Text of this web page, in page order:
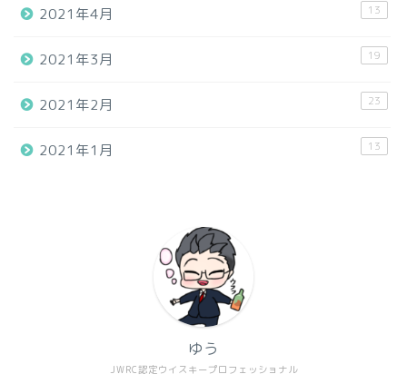
2021年4月 13
2021年3月 19
2021年2月 23
2021年1月 13
JWRC認定ウイスキープロフェッショナル
ゆう